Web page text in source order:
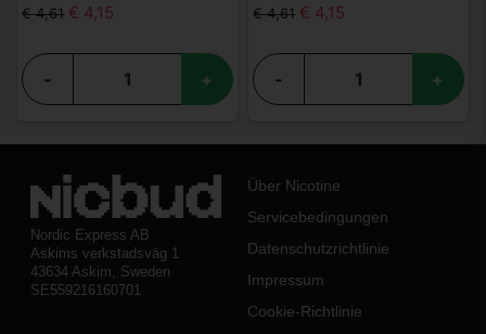
€ 4,61 € 4,15
- +
€ 4,61 € 4,15
- +
Nordic Express AB
Askims verkstadsväg 1
43634 Askim, Sweden
SE559216160701
Über Nicotine
Servicebedingungen
Datenschutzrichtlinie
Impressum
Cookie-Richtlinie